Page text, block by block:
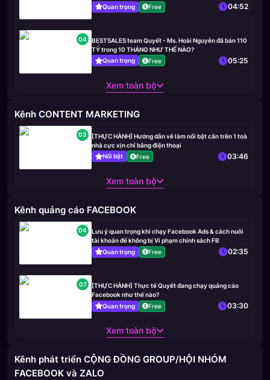
Quan trọng
Free 04:52
04
BESTSALES team Quyết - Ms. Hoài Nguyễn đã bán 110
TỶ trong 10 THÁNG NHƯ THẾ NÀO?
Quan trọng
Free 05:25
Xem toàn bộ
Kênh CONTENT MARKETING
03
[THỰC HÀNH] Hướng dẫn vẽ làm nổi bật căn trên 1 toà
nhà cực xịn chỉ bằng điện thoại
Nổi bật
Free 03:46
Xem toàn bộ
Kênh quảng cáo FACEBOOK
04
Lưu ý quan trọng khi chạy Facebook Ads & cách nuôi
tài khoản để không bị Vi phạm chính sách FB
Quan trọng
Free 02:35
07
[THỰC HÀNH] Thực tế Quyết đang chạy quảng cáo
Facebook như thế nào?
Quan trọng
Free 03:30
Xem toàn bộ
Kênh phát triển CỘNG ĐỒNG GROUP/HỘI NHÓM
FACEBOOK và ZALO